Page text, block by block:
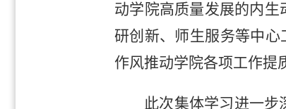
动学院高质量发展的内
研创新、师生服务等中心
作风推动学院各项工作提
此次集体学习进一步